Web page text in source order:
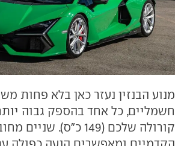
מנוע הבנזין נעזר כאן בלא פחות
חשמליים, כל אחד בהספק גבוה
קורולה שלכם (149 כ"ס).